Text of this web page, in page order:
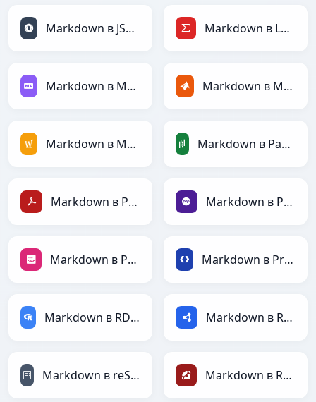
Markdown в JSONLines Markdown в LaTeX
Markdown в Markdown Markdown в MATLAB
Markdown в MediaWiki Markdown в PandasDataFrame
Markdown в PDF Markdown в PHP
Markdown в PNG Markdown в Protobuf
Markdown в RDataFrame Markdown в RDF
Markdown в reStructuredText Markdown в Ruby